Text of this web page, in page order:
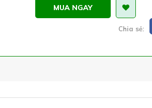
MUA NGAY
Chia sẻ: